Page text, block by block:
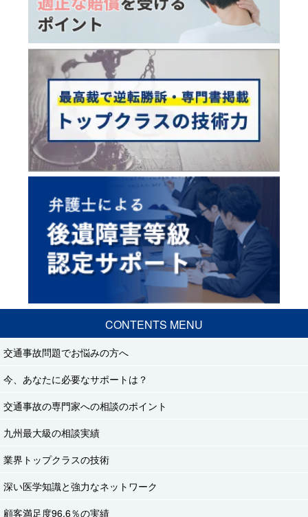
CONTENTS MENU
交通事故問題でお悩みの方へ
今、あなたに必要なサポートは？
交通事故の専門家への相談のポイント
九州最大級の相談実績
業界トップクラスの技術
深い医学知識と強力なネットワーク
顧客満足度96.6％の実績